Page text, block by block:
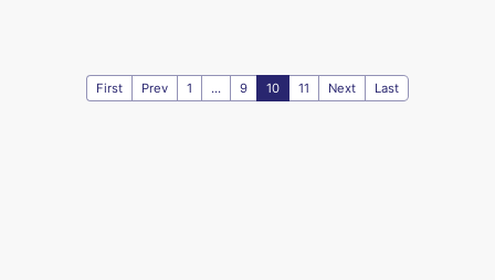
First Prev 1 ... 9 10 11 Next Last